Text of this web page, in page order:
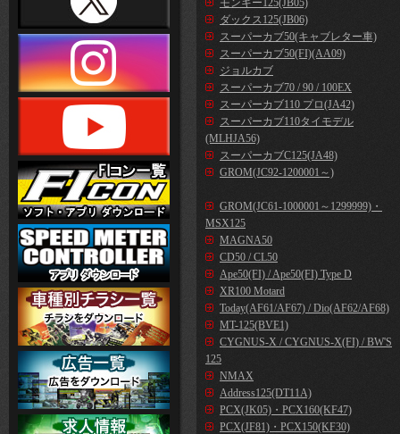
モンキー125(JB05)
ダックス125(JB06)
スーパーカブ50(キャブレター車)
スーパーカブ50(FI)(AA09)
ジョルカブ
スーパーカブ70 / 90 / 100EX
スーパーカブ110 プロ(JA42)
スーパーカブ110タイモデル
(MLHJA56)
スーパーカブC125(JA48)
GROM(JC92-1200001～)
GROM(JC61-1000001～1299999)・
MSX125
MAGNA50
CD50 / CL50
Ape50(FI) / Ape50(FI) Type D
XR100 Motard
Today(AF61/AF67) / Dio(AF62/AF68)
MT-125(BVE1)
CYGNUS-X / CYGNUS-X(FI) / BW'S
125
NMAX
Address125(DT11A)
PCX(JK05)・PCX160(KF47)
PCX(JF81)・PCX150(KF30)